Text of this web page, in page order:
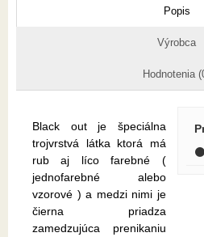
Popis
Výrobca
Hodnotenia
Black out je špeciálna
trojvrstvá látka ktorá má
rub aj líco farebné (
jednofarebné alebo
vzorové ) a medzi nimi je
čierna priadza
zamedzujúca prenikaniu